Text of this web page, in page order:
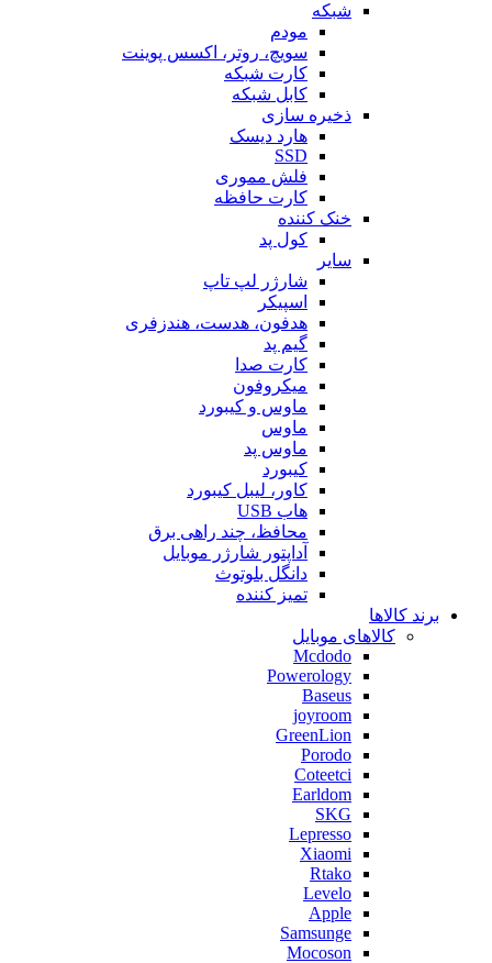
شبکه
مودم
سویچ، روتر، اکسس پوینت
کارت شبکه
کابل شبکه
ذخیره سازی
هارد دیسک
SSD
فلش مموری
کارت حافظه
خنک کننده
کول پد
سایر
شارژر لپ تاپ
اسپیکر
هدفون، هدست، هندزفری
گیم پد
کارت صدا
میکروفون
ماوس و کیبورد
ماوس
ماوس پد
کیبورد
کاور، لیبل کیبورد
هاب USB
محافظ، چند راهی برق
آداپتور شارژر موبایل
دانگل بلوتوث
تمیز کننده
برند کالاها
کالاهای موبایل
Mcdodo
Powerology
Baseus
joyroom
GreenLion
Porodo
Coteetci
Earldom
SKG
Lepresso
Xiaomi
Rtako
Levelo
Apple
Samsunge
Mocoson